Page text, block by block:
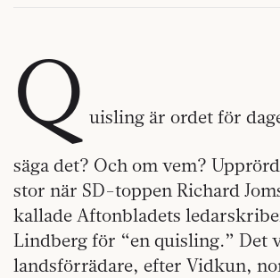
Q uisling är ordet för
säga det? Och om vem?
stor när SD-toppen Richard
kallade Aftonbladets
Lindberg för “en quisling.” Det
landsförrädare, efter Vidkun,